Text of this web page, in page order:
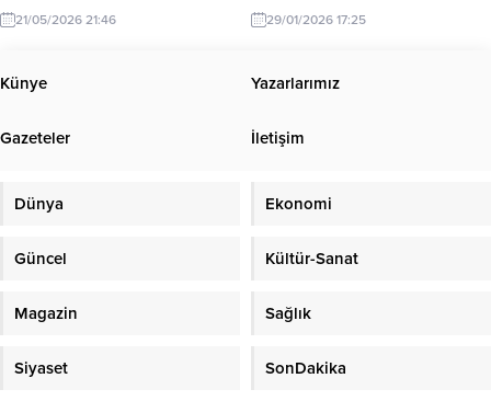
Programı’na alındığını duyurdu.
Projenin, yaşlı vatandaşların daha
şartlarda hizmet alabilmesi amacıyla
hayata geçirileceği belirtildi.
açıklamada, yaşlıların toplumun en
kalitesini artıracak sosyal...
21/05/2026 21:46
izinsiz ve kanuna aykırı kaçak yapı
ile işgalleri kaldırdı. Zabıta Müdürü
düzensiz yapılara izin
Ereğli – Alaplı karayolu üzerinde
29/01/2026 17:25
Künye Yazarlarımız
Gazeteler İletişim
Dünya Ekonomi
Güncel Kültür-Sanat
Magazin Sağlık
Siyaset SonDakika